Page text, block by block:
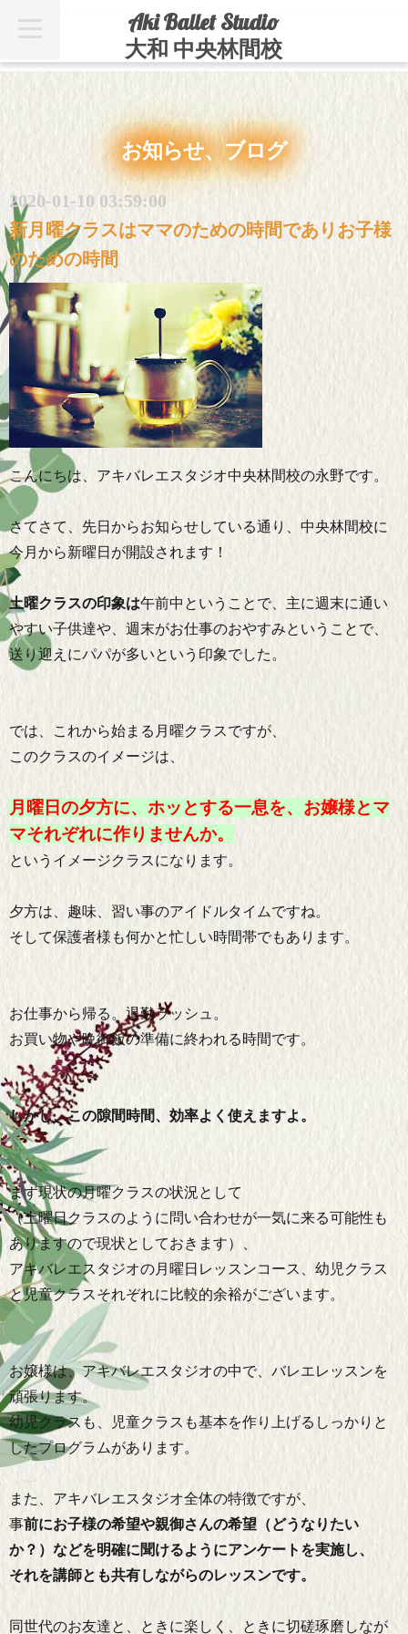
Aki Ballet Studio
大和 中央林間校
t
o
g
i
n
お知らせ、ブログ
2020-01-10 03:59:00
新月曜クラスはママのための時間でありお子様
のための時間
こんにちは、アキバレエスタジオ中央林間校の永野です。
さてさて、先日からお知らせしている通り、中央林間校に
今月から新曜日が開設されます！
土曜クラスの印象は午前中ということで、主に週末に通い
やすい子供達や、週末がお仕事のおやすみということで、
送り迎えにパパが多いという印象でした。
では、これから始まる月曜クラスですが、
このクラスのイメージは、
月曜日の夕方に、ホッとする一息を、お嬢様とマ
マそれぞれに作りませんか。
というイメージクラスになります。
夕方は、趣味、習い事のアイドルタイムですね。
そして保護者様も何かと忙しい時間帯でもあります。
お仕事から帰る。退勤ラッシュ。
お買い物や晩御飯の準備に終われる時間です。
しかし、この隙間時間、効率よく使えますよ。
まず現状の月曜クラスの状況として
（土曜日クラスのように問い合わせが一気に来る可能性も
ありますので現状としておきます）、
アキバレエスタジオの月曜日レッスンコース、幼児クラス
と児童クラスそれぞれに比較的余裕がございます。
お嬢様は、アキバレエスタジオの中で、バレエレッスンを
頑張ります。
幼児クラスも、児童クラスも基本を作り上げるしっかりと
したプログラムがあります。
また、アキバレエスタジオ全体の特徴ですが、
事前にお子様の希望や親御さんの希望（どうなりたい
か？）などを明確に聞けるようにアンケートを実施し、
それを講師とも共有しながらのレッスンです。
同世代のお友達と、ときに楽しく、ときに切磋琢磨しなが